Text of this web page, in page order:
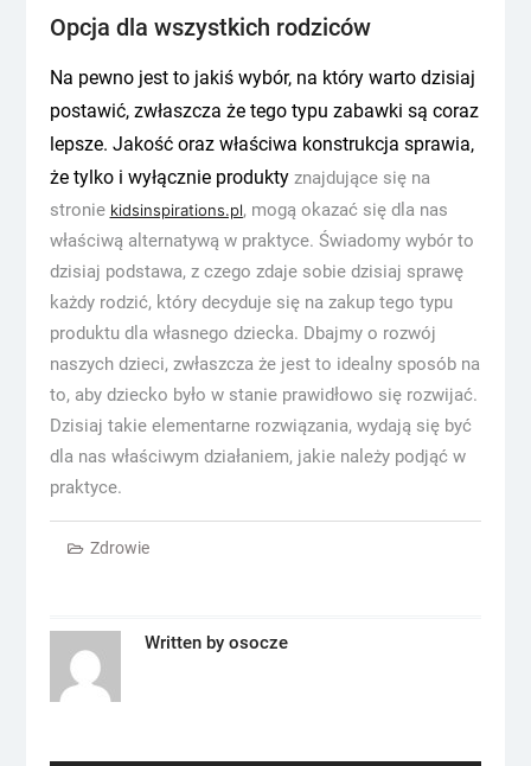
Opcja dla wszystkich rodziców
Na pewno jest to jakiś wybór, na który warto dzisiaj
postawić, zwłaszcza że tego typu zabawki są coraz
lepsze. Jakość oraz właściwa konstrukcja sprawia,
że tylko i wyłącznie produktyznajdujące się na
stronie kidsinspirations.pl, mogą okazać się dla nas
właściwą alternatywą w praktyce. Świadomy wybór to
dzisiaj podstawa, z czego zdaje sobie dzisiaj sprawę
każdy rodzić, który decyduje się na zakup tego typu
produktu dla własnego dziecka. Dbajmy o rozwój
naszych dzieci, zwłaszcza że jest to idealny sposób na
to, aby dziecko było w stanie prawidłowo się rozwijać.
Dzisiaj takie elementarne rozwiązania, wydają się być
dla nas właściwym działaniem, jakie należy podjąć w
praktyce.
Zdrowie
Written by osocze